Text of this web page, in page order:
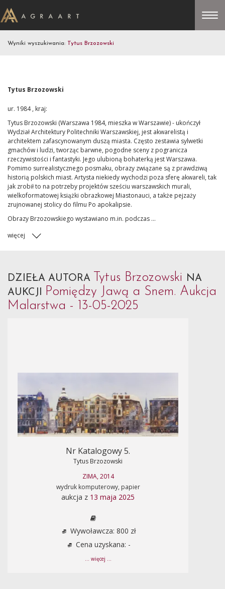
Wyniki wyszukiwania: Tytus Brzozowski
Tytus Brzozowski
ur. 1984 , kraj:
Tytus Brzozowski (Warszawa 1984, mieszka w Warszawie) - ukończył
Wydział Architektury Politechniki Warszawskiej, jest akwarelistą i
architektem zafascynowanym duszą miasta. Często zestawia sylwetki
gmachów i ludzi, tworząc barwne, pogodne sceny z pogranicza
rzeczywistości i fantastyki. Jego ulubioną bohaterką jest Warszawa.
Pomimo surrealistycznego posmaku, obrazy związane są z prawdziwą
historią polskich miast. Artysta niekiedy wychodzi poza sferę akwareli, tak
jak zrobił to na potrzeby projektów sześciu warszawskich murali,
wielkoformatowej książki obrazkowej Miastonauci, a także pejzaży
zrujnowanej stolicy do filmu Po apokalipsie.
Obrazy Brzozowskiego wystawiano m.in. podczas ...
więcej
DZIEŁA AUTORA Tytus Brzozowski NA
AUKCJI Pomiędzy Jawą a Snem. Aukcja
Malarstwa - 13-05-2025
Nr Katalogowy 5.
Tytus Brzozowski
ZIMA, 2014
wydruk komputerowy, papier
aukcja z 13 maja 2025
Wywoławcza: 800 zł
Cena uzyskana: -
... więcej ...